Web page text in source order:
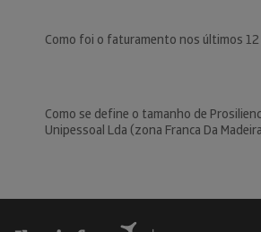
Como foi o faturamento nos últimos 12
Como se define o tamanho de
Unipessoal Lda (zona Franca Da